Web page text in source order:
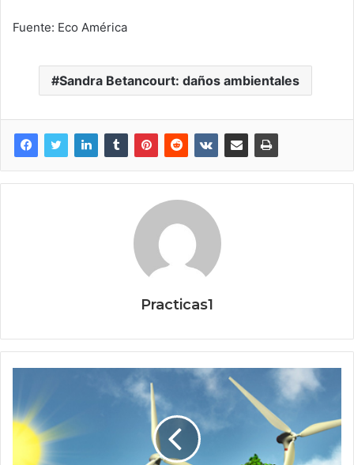
Fuente: Eco América
Sandra Betancourt: daños ambientales
Practicas1